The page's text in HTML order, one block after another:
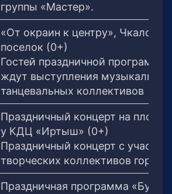
группы «Мастер».
«От окраин к центру»,
поселок (0+)
Гостей праздничной программы
ждут выступления
танцевальных коллективов
Праздничный концерт на
у КДЦ «Иртыш» (0+)
Праздничный концерт с
творческих коллективов города.
Праздничная программа «Будь в